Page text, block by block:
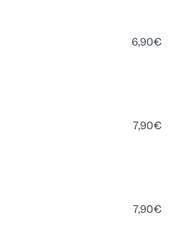
6,90€
7,90€
7,90€